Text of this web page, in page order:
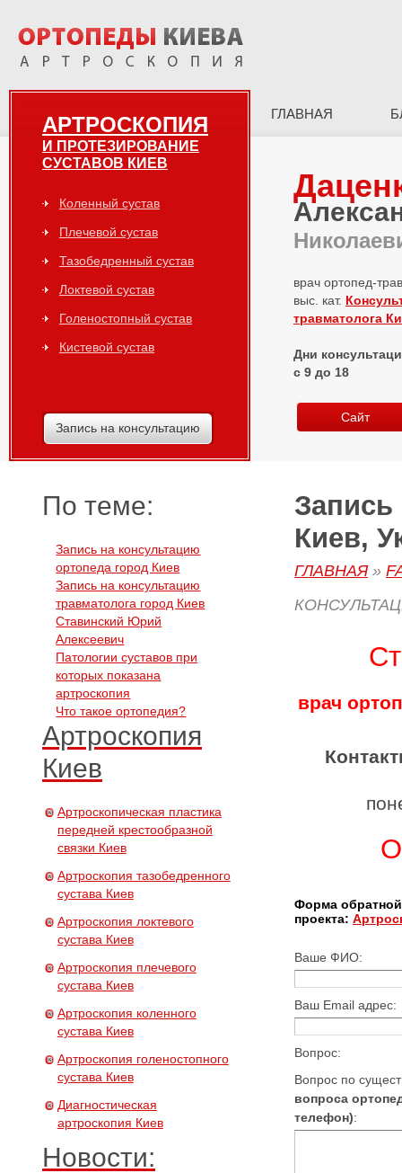
ГЛАВНАЯ
АРТРОСКОПИЯ
И ПРОТЕЗИРОВАНИЕ
СУСТАВОВ КИЕВ
Коленный сустав
Плечевой сустав
Тазобедренный сустав
Локтевой сустав
Голеностопный сустав
Кистевой сустав
Запись на консультацию
врач ортопед-
выс. кат.
травматолога
Дни
с 9 до 18
Сайт
По теме:
Запись на консультацию
ортопеда город Киев
Запись на консультацию
травматолога город Киев
Ставинский Юрий
Алексеевич
Патологии суставов при
которых показана
артроскопия
Что такое ортопедия?
Артроскопия
Киев
Артроскопическая пластика
передней крестообразной
связки Киев
Артроскопия тазобедренного
сустава Киев
Артроскопия локтевого
сустава Киев
Артроскопия плечевого
сустава Киев
Артроскопия коленного
сустава Киев
Артроскопия голеностопного
сустава Киев
Диагностическая
артроскопия Киев
Новости:
Запись
Киев,
ГЛАВНАЯ»
врач
Форма
проекта:
Ваше ФИО:
Ваш Email адрес:
Вопрос:
Вопрос по
вопроса
телефон):